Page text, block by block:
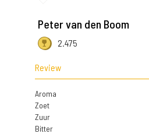
Peter van den Boom
2.475
Review
Aroma
Zoet
Zuur
Bitter